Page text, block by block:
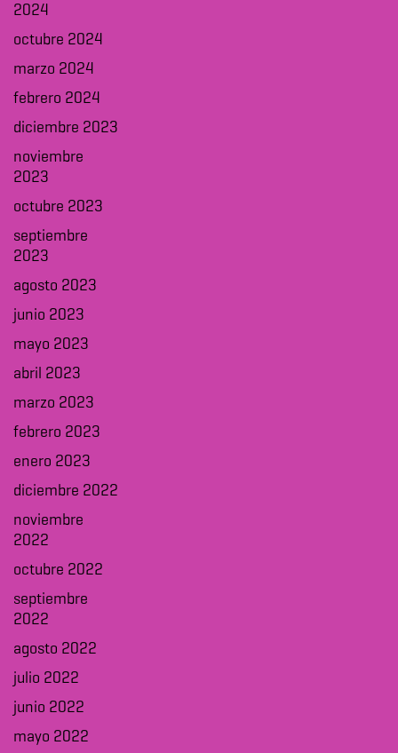
2024
octubre 2024
marzo 2024
febrero 2024
diciembre 2023
noviembre
2023
octubre 2023
septiembre
2023
agosto 2023
junio 2023
mayo 2023
abril 2023
marzo 2023
febrero 2023
enero 2023
diciembre 2022
noviembre
2022
octubre 2022
septiembre
2022
agosto 2022
julio 2022
junio 2022
mayo 2022